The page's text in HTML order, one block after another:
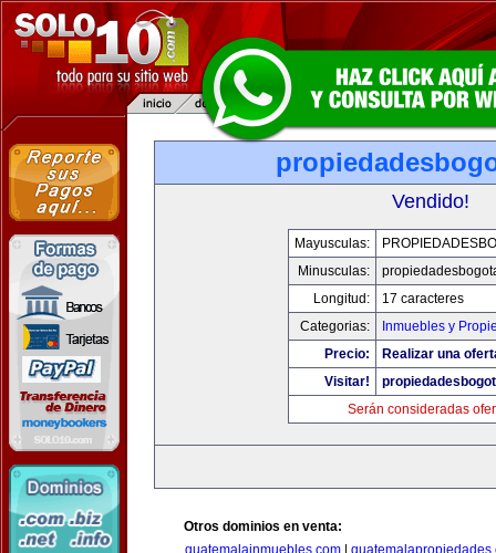
Vendido!
Mayusculas:
Minusculas:
Longitud:
17 caracteres
Categorias:
Inmuebles y
Precio:
Realizar una
Visitar!
Serán consideradas
Otros dominios en venta:
guatemalainmuebles.com